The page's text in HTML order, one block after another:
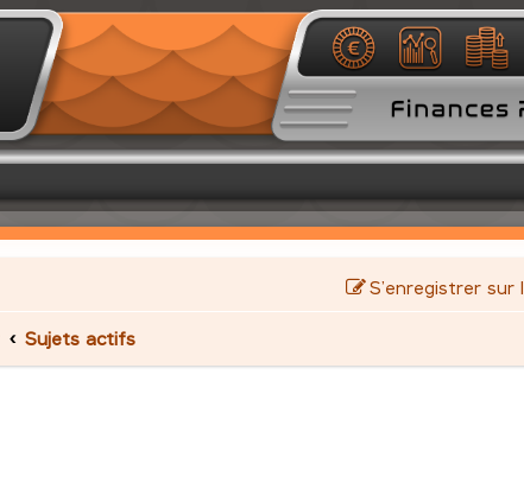
S’enregistrer sur
Sujets actifs